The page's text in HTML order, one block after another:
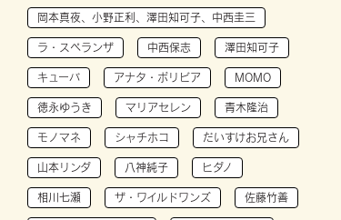
岡本真夜、小野正利、澤田知可子、中西圭三
ラ・スペランザ 中西保志 澤田知可子
キューバ アナタ・ボリビア MOMO
徳永ゆうき マリアセレン 青木隆治
モノマネ シャチホコ だいすけお兄さん
山本リンダ 八神純子 ヒダノ
相川七瀬 ザ・ワイルドワンズ 佐藤竹善